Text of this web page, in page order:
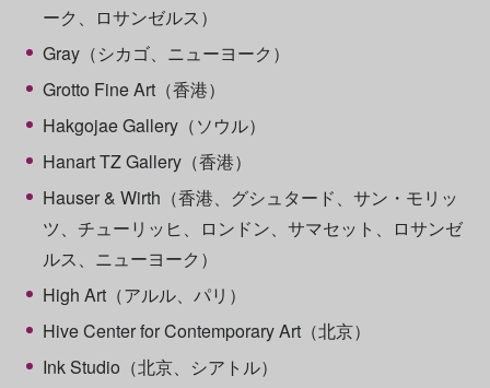
ーク、ロサンゼルス）
Gray（シカゴ、ニューヨーク）
Grotto Fine Art（香港）
Hakgojae Gallery（ソウル）
Hanart TZ Gallery（香港）
Hauser & Wirth（香港、グシュタード、サン・モリッ
ツ、チューリッヒ、ロンドン、サマセット、ロサンゼ
ルス、ニューヨーク）
High Art（アルル、パリ）
Hive Center for Contemporary Art（北京）
Ink Studio（北京、シアトル）